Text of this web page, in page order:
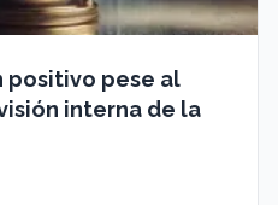
positivo pese al
interna de la